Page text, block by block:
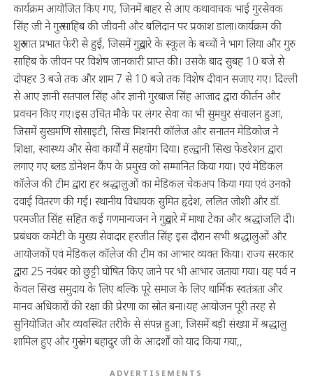
कार्यक्रम आयोजित किए गए, जिनमें बाहर से आए कथावाचक भाई गुरसेवक
सिंह जी ने गुरु साहिब की जीवनी और बलिदान पर प्रकाश डाला।कार्यक्रम की
शुरुआत प्रभात फेरी से हुई, जिसमें गुरुद्वारे के स्कूल के बच्चों ने भाग लिया और गुरु
साहिब के जीवन पर विशेष जानकारी प्राप्त की। उसके बाद सुबह 10 बजे से
दोपहर 3 बजे तक और शाम 7 से 10 बजे तक विशेष दीवान सजाए गए। दिल्ली
से आए ज्ञानी सतपाल सिंह और ज्ञानी गुरबाज सिंह आजाद द्वारा कीर्तन और
प्रवचन किए गए।इस उचित मौके पर लंगर सेवा का भी सुमधुर संचालन हुआ,
जिसमें सुखमणि सोसाइटी, सिख मिशनरी कॉलेज और सनातन मेडिकोज ने
शिक्षा, स्वास्थ्य और सेवा कार्यों में सहयोग दिया। हल्द्वानी सिख फेडरेशन द्वारा
लगाए गए ब्लड डोनेशन कैंप के प्रमुख को सम्मानित किया गया। एवं मेडिकल
कॉलेज की टीम द्वारा हर श्रद्धालुओं का मेडिकल चेकअप किया गया एवं उनको
दवाई वितरण की गई। स्थानीय विधायक सुमित हृदेश, ललित जोशी और डॉ.
परमजीत सिंह सहित कई गणमान्यजन ने गुरुद्वारे में माथा टेका और श्रद्धांजलि दी।
प्रबंधक कमेटी के मुख्य सेवादार हरजीत सिंह इस दौरान सभी श्रद्धालुओं और
आयोजकों एवं मेडिकल कॉलेज की टीम का आभार व्यक्त किया। राज्य सरकार
द्वारा 25 नवंबर को छुट्टी घोषित किए जाने पर भी आभार जताया गया। यह पर्व न
केवल सिख समुदाय के लिए बल्कि पूरे समाज के लिए धार्मिक स्वतंत्रता और
मानव अधिकारों की रक्षा की प्रेरणा का स्रोत बना।यह आयोजन पूरी तरह से
सुनियोजित और व्यवस्थित तरीके से संपन्न हुआ, जिसमें बड़ी संख्या में श्रद्धालु
शामिल हुए और गुरु तेग बहादुर जी के आदर्शों को याद किया गया,,
ADVERTISEMENTS